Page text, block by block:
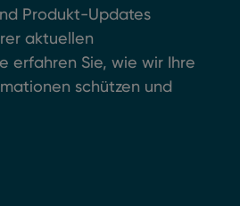
Produkt-Updates
aktuellen
erfahren Sie, wie wir Ihre
schützen und